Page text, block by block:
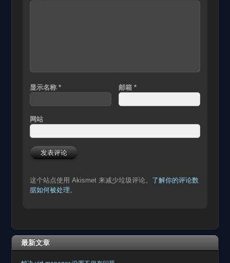
显示名称 * 邮箱 *
网站
这个站点使用 Akismet 来减少垃圾评论。 了解你的评论数
据如何被处理。
最新文章